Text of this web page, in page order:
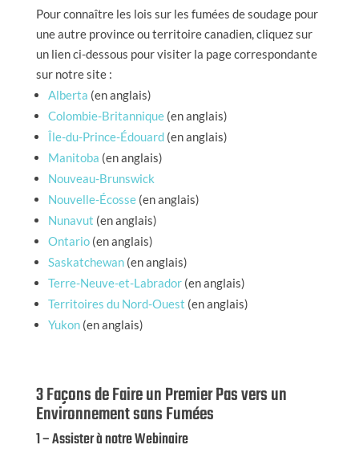
Pour connaître les lois sur les fumées de soudage pour
une autre province ou territoire canadien, cliquez sur
un lien ci-dessous pour visiter la page correspondante
sur notre site :
Alberta (en anglais)
Colombie-Britannique(en anglais)
Île-du-Prince-Édouard(en anglais)
Manitoba (en anglais)
Nouveau-Brunswick
Nouvelle-Écosse(en anglais)
Nunavut (en anglais)
Ontario(en anglais)
Saskatchewan(en anglais)
Terre-Neuve-et-Labrador(en anglais)
Territoires du Nord-Ouest (en anglais)
Yukon(en anglais)
3 Façons de Faire un Premier Pas vers un
Environnement sans Fumées
1 – Assister à notre Webinaire